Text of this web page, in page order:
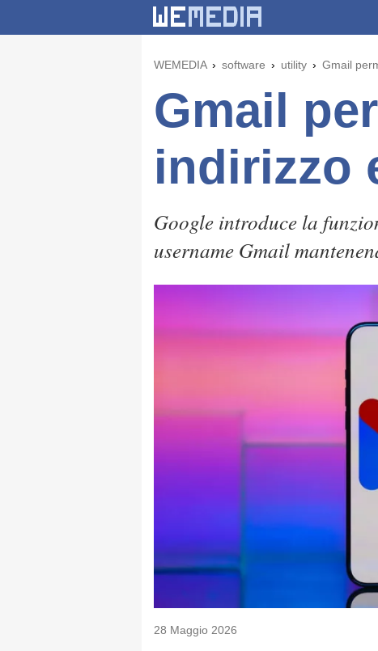
WEMEDIA software utility Gmail
Gmail
indirizzo
Google introduce la
username Gmail
28 Maggio 2026